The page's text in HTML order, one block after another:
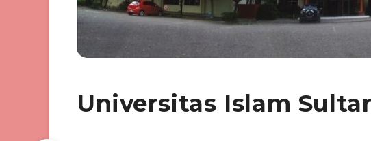
Universitas Islam